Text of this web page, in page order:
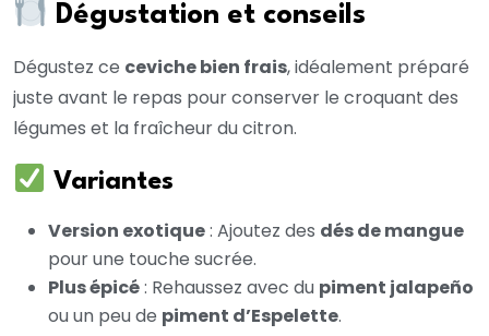
Dégustation et conseils
Dégustez ce ceviche bien frais, idéalement préparé
juste avant le repas pour conserver le croquant des
légumes et la fraîcheur du citron.
Variantes
Version exotique: Ajoutez des dés de mangue
pour une touche sucrée.
Plus épicé: Rehaussez avec du piment jalapeño
ou un peu de piment d’Espelette.